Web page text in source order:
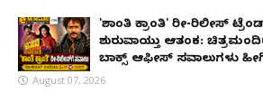
'ಶಾಂತಿ ಕ್ರಾಂತಿ' ರೀ-ರಿಲೀಸ್
ಶುರುವಾಯ್ತು ಆತಂಕ:
ಬಾಕ್ಸ್ ಆಫೀಸ್ ಸವಾಲುಗಳು
August 07, 2026